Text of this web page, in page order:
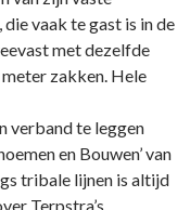
, die vaak te gast is in de
met dezelfde
meter zakken. Hele
verband te leggen
en Bouwen’ van
tribale lijnen is altijd
Terpstra’s